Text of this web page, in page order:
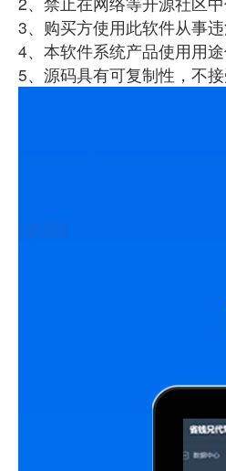
3、购买方使用此软件从事
4、本软件系统产品使用用
5、源码具有可复制性，不